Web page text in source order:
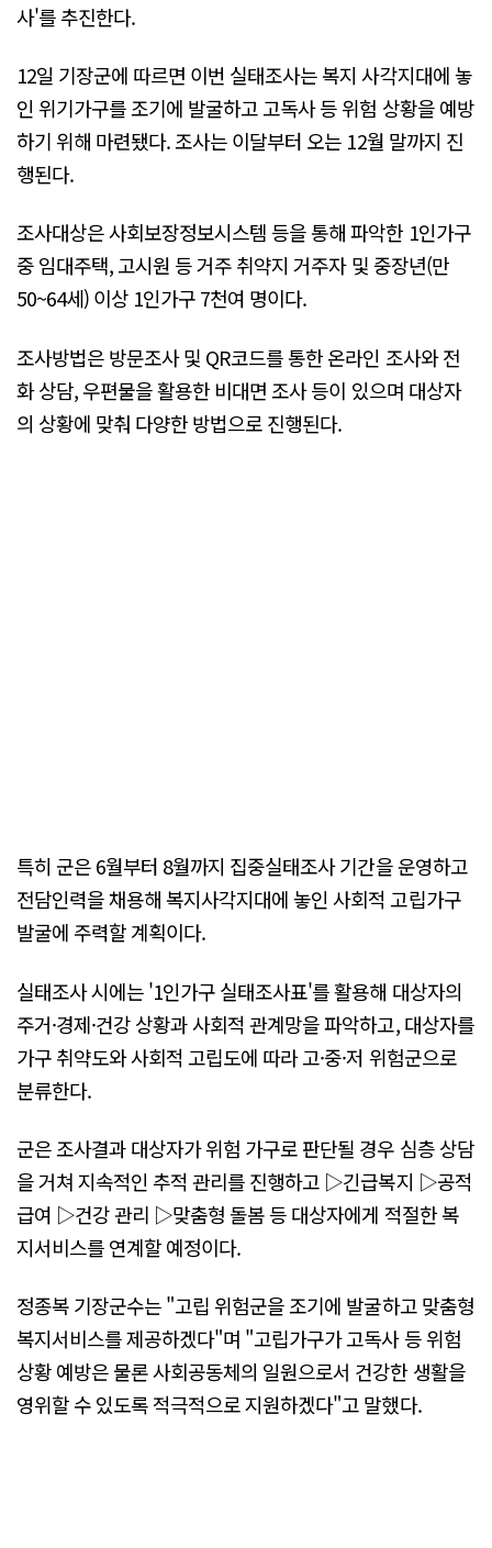
사'를 추진한다.
12일 기장군에 따르면 이번 실태조사는 복지 사각지대에 놓
인 위기가구를 조기에 발굴하고 고독사 등 위험 상황을 예방
하기 위해 마련됐다. 조사는 이달부터 오는 12월 말까지 진
행된다.
조사대상은 사회보장정보시스템 등을 통해 파악한 1인가구
중 임대주택, 고시원 등 거주 취약지 거주자 및 중장년(만
50~64세) 이상 1인가구 7천여 명이다.
조사방법은 방문조사 및 QR코드를 통한 온라인 조사와 전
화 상담, 우편물을 활용한 비대면 조사 등이 있으며 대상자
의 상황에 맞춰 다양한 방법으로 진행된다.
특히 군은 6월부터 8월까지 집중실태조사 기간을 운영하고
전담인력을 채용해 복지사각지대에 놓인 사회적 고립가구
발굴에 주력할 계획이다.
실태조사 시에는 '1인가구 실태조사표'를 활용해 대상자의
주거·경제·건강 상황과 사회적 관계망을 파악하고, 대상자를
가구 취약도와 사회적 고립도에 따라 고·중·저 위험군으로
분류한다.
군은 조사결과 대상자가 위험 가구로 판단될 경우 심층 상담
을 거쳐 지속적인 추적 관리를 진행하고 ▷긴급복지 ▷공적
급여 ▷건강 관리 ▷맞춤형 돌봄 등 대상자에게 적절한 복
지서비스를 연계할 예정이다.
정종복 기장군수는 "고립 위험군을 조기에 발굴하고 맞춤형
복지서비스를 제공하겠다"며 "고립가구가 고독사 등 위험
상황 예방은 물론 사회공동체의 일원으로서 건강한 생활을
영위할 수 있도록 적극적으로 지원하겠다"고 말했다.